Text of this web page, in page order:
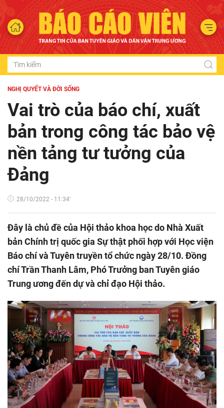
NGHỊ QUYẾT VÀ ĐỜI SỐNG
Vai trò của báo chí, xuất
bản trong công tác bảo vệ
nền tảng tư tưởng của
Đảng
28/10/2022 - 11:34'
Đây là chủ đề của Hội thảo khoa học do Nhà Xuất
bản Chính trị quốc gia Sự thật phối hợp với Học viện
Báo chí và Tuyên truyền tổ chức ngày 28/10. Đồng
chí Trần Thanh Lâm, Phó Trưởng ban Tuyên giáo
Trung ương đến dự và chỉ đạo Hội thảo.